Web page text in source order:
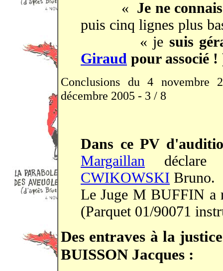
« Je ne
puis cinq lignes plus
« je suis
Giraud pour associé !
Conclusions du 4
décembre 2005 - 3 / 8
Dans ce PV
Margaillan déclare
CWIKOWSKI Bruno.
Le Juge M BUFFIN a
(Parquet 01/90071
Des entraves à la
BUISSON Jacques :